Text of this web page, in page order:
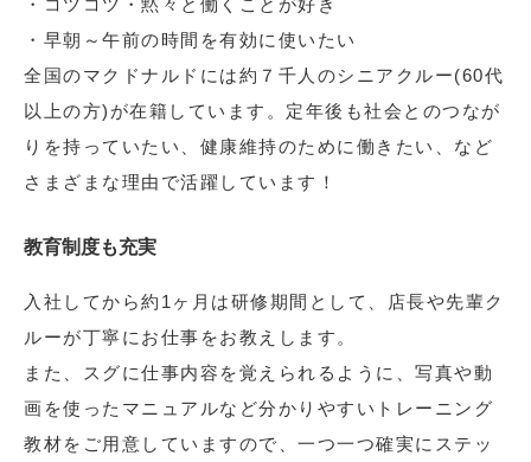
・コツコツ・黙々と働くことが好き
・早朝～午前の時間を有効に使いたい
全国のマクドナルドには約７千人のシニアクルー(60代
以上の方)が在籍しています。定年後も社会とのつなが
りを持っていたい、健康維持のために働きたい、など
さまざまな理由で活躍しています！
教育制度も充実
入社してから約1ヶ月は研修期間として、店長や先輩ク
ルーが丁寧にお仕事をお教えします。
また、スグに仕事内容を覚えられるように、写真や動
画を使ったマニュアルなど分かりやすいトレーニング
教材をご用意していますので、一つ一つ確実にステッ